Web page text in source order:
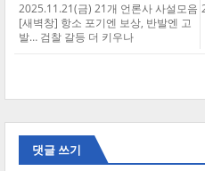
2025.11.21(금) 21개 언론사 사설모음
[새벽창] 항소 포기엔 보상, 반발엔 고
발… 검찰 갈등 더 키우나
댓글 쓰기